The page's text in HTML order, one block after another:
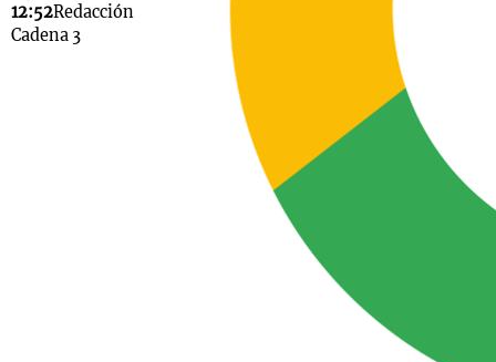
12:52Redacción
Cadena 3